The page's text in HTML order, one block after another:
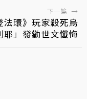
下一篇 →
環》玩家殺死烏
耶」發勸世文懺悔